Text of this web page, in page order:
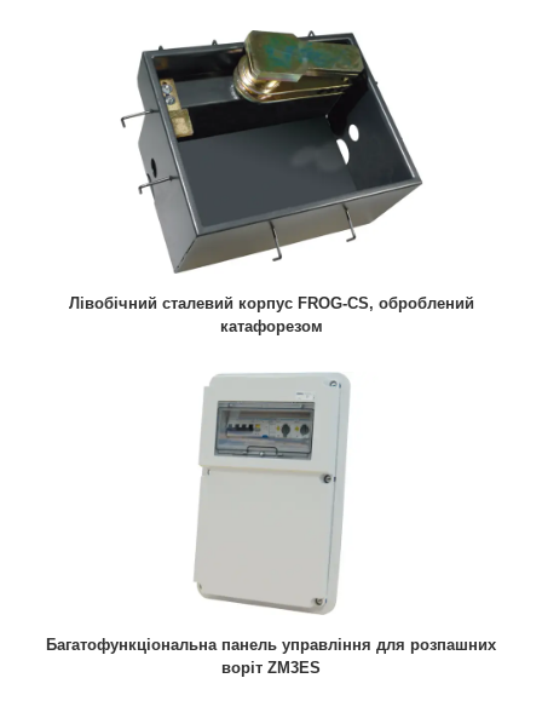
Лівобічний сталевий корпус FROG-CS, оброблений
катафорезом
Багатофункціональна панель управління для розпашних
воріт ZM3ES